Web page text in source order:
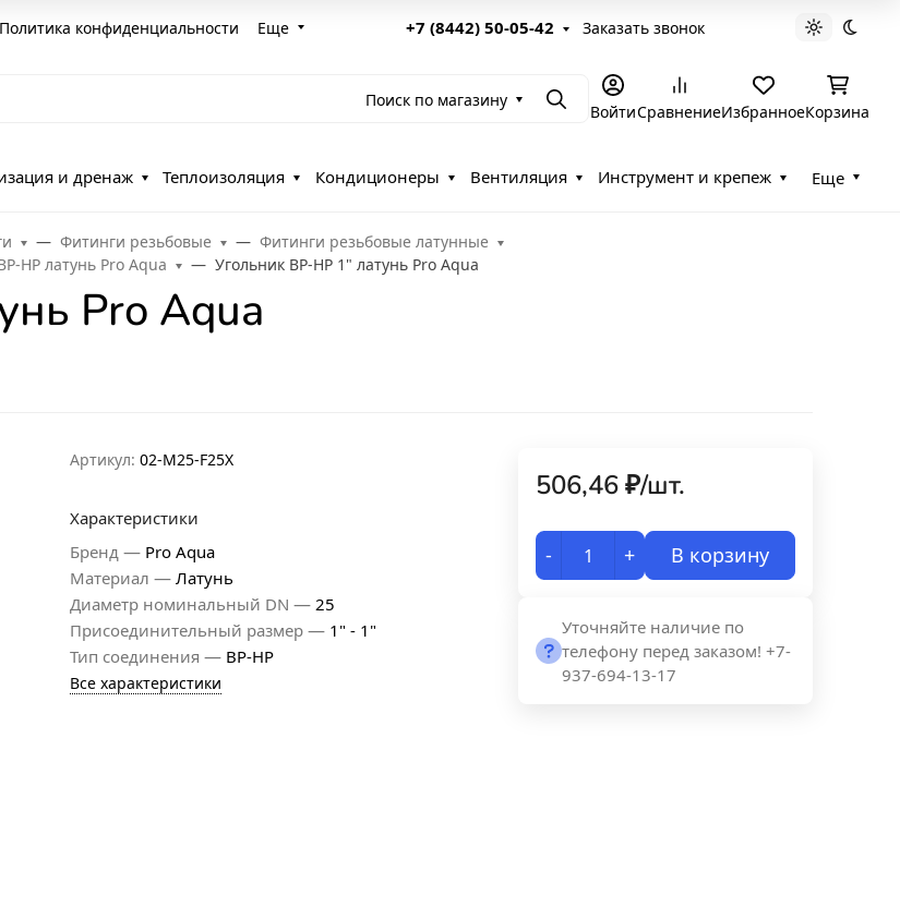
Политика конфиденциальности Еще +7 (8442) 50-05-42 Заказать звонок Светлая
Поиск по магазину ПоискВойтиСравнениеИзбранноеКорзина
и дренаж Теплоизоляция Кондиционеры Вентиляция Инструмент и крепеж Еще
Фитинги резьбовые
Фитинги резьбовые латунные
НР латунь Pro Aqua Угольник ВР-НР 1" латунь Pro Aqua
Pro Aqua
Артикул: 02-M25-F25X
Характеристики
Бренд — Pro Aqua
Материал — Латунь
Диаметр номинальный DN — 25
Присоединительный размер — 1" - 1"
Тип соединения — ВР-НР
Все характеристики
506,46₽/шт.
- + В корзину
Уточняйте наличие по
телефону перед заказом! +7-
937-694-13-17